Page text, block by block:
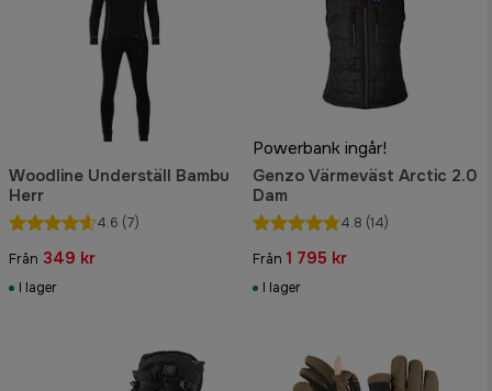
Woodline Underställ Bambu
Herr
4.6 (7)
Från 349 kr
I lager
Powerbank ingår!
Genzo Värmeväst Arctic 2.0
Dam
4.8 (14)
Från 1 795 kr
I lager